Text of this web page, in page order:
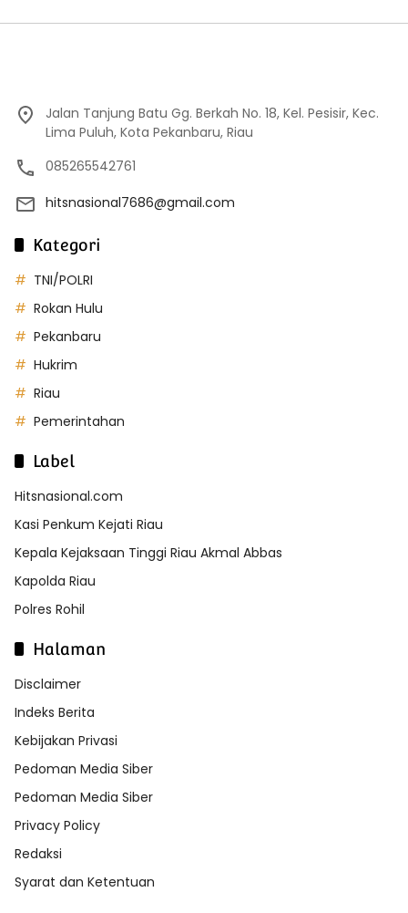
Jalan Tanjung Batu Gg. Berkah No. 18, Kel. Pesisir, Kec.
Lima Puluh, Kota Pekanbaru, Riau
085265542761
hitsnasional7686@gmail.com
Kategori
TNI/POLRI
Rokan Hulu
Pekanbaru
Hukrim
Riau
Pemerintahan
Label
Hitsnasional.com
Kasi Penkum Kejati Riau
Kepala Kejaksaan Tinggi Riau Akmal Abbas
Kapolda Riau
Polres Rohil
Halaman
Disclaimer
Indeks Berita
Kebijakan Privasi
Pedoman Media Siber
Pedoman Media Siber
Privacy Policy
Redaksi
Syarat dan Ketentuan